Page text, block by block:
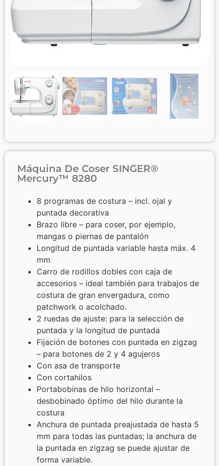
Máquina De Coser SINGER®
Mercury™ 8280
8 programas de costura – incl. ojal y
puntada decorativa
Brazo libre – para coser, por ejemplo,
mangas o piernas de pantalón
Longitud de puntada variable hasta máx. 4
mm
Carro de rodillos dobles con caja de
accesorios – ideal también para trabajos de
costura de gran envergadura, como
patchwork o acolchado.
2 ruedas de ajuste: para la selección de
puntada y la longitud de puntada
Fijación de botones con puntada en zigzag
– para botones de 2 y 4 agujeros
Con asa de transporte
Con cortahilos
Portabobinas de hilo horizontal –
desbobinado óptimo del hilo durante la
costura
Anchura de puntada preajustada de hasta 5
mm para todas las puntadas; la anchura de
la puntada en zigzag se puede ajustar de
forma variable.